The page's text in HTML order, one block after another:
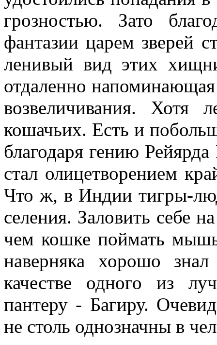
грозностью. Зато
фантазии царем зверей
ленивый вид этих
отдаленно
возвеличивания.
кошачьих. Есть и
благодаря гению
стал олицетворением
Что ж, в Индии тигры-
селения. Заловить себе
чем кошке поймать
наверняка хорошо
качестве одного из
пантеру - Багиру.
не столь однозначны в